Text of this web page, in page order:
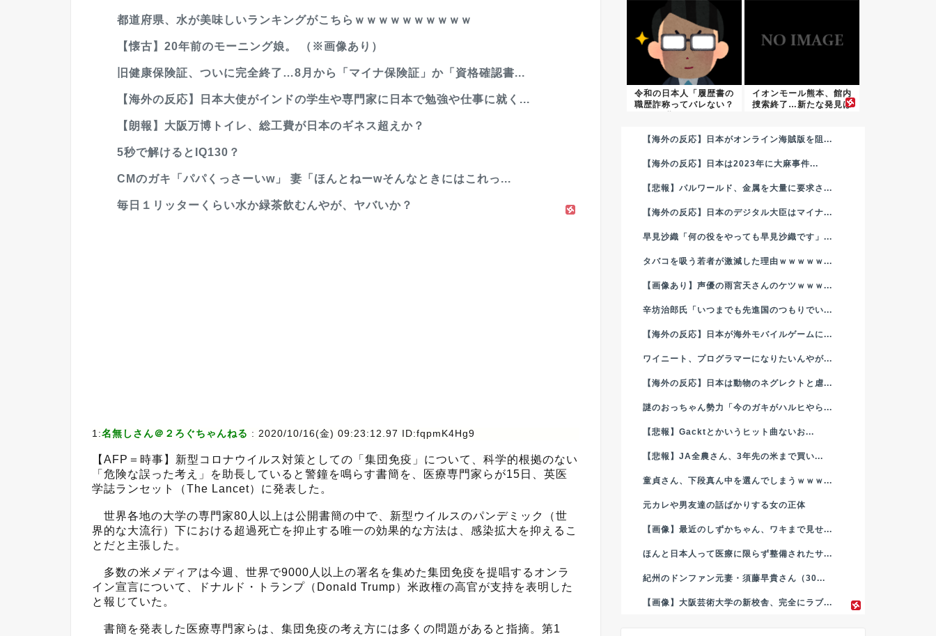
都道府県、水が美味しいランキングがこちらｗｗｗｗｗｗｗｗｗｗ
【懐古】20年前のモーニング娘。 （※画像あり）
旧健康保険証、ついに完全終了…8月から「マイナ保険証」か「資格確認書...
【海外の反応】日本大使がインドの学生や専門家に日本で勉強や仕事に就く...
【朗報】大阪万博トイレ、総工費が日本のギネス超えか？
5秒で解けるとIQ130？
CMのガキ「パパくっさーいw」 妻「ほんとねーwそんなときにはこれっ...
毎日１リッターくらい水か緑茶飲むんやが、ヤバいか？
1:名無しさん＠２ろぐちゃんねる : 2020/10/16(金) 09:23:12.97 ID:fqpmK4Hg9
【AFP＝時事】新型コロナウイルス対策としての「集団免疫」について、科学的根拠のない
「危険な誤った考え」を助長していると警鐘を鳴らす書簡を、医療専門家らが15日、英医
学誌ランセット（The Lancet）に発表した。
世界各地の大学の専門家80人以上は公開書簡の中で、新型ウイルスのパンデミック（世
界的な大流行）下における超過死亡を抑止する唯一の効果的な方法は、感染拡大を抑えるこ
とだと主張した。
多数の米メディアは今週、世界で9000人以上の署名を集めた集団免疫を提唱するオンラ
イン宣言について、ドナルド・トランプ（Donald Trump）米政権の高官が支持を表明した
と報じていた。
書簡を発表した医療専門家らは、集団免疫の考え方には多くの問題があると指摘。第1
令和の日本人「履歴書の
職歴詐称ってバレない？
イオンモール熊本、館内
捜索終了…新たな発見は
【海外の反応】日本がオンライン海賊版を阻...
【海外の反応】日本は2023年に大麻事件...
【悲報】パルワールド、金属を大量に要求さ...
【海外の反応】日本のデジタル大臣はマイナ...
早見沙織「何の役をやっても早見沙織です」...
タバコを吸う若者が激減した理由ｗｗｗｗｗ...
【画像あり】声優の雨宮天さんのケツｗｗｗ...
辛坊治郎氏「いつまでも先進国のつもりでい...
【海外の反応】日本が海外モバイルゲームに...
ワイニート、プログラマーになりたいんやが...
【海外の反応】日本は動物のネグレクトと虐...
謎のおっちゃん勢力「今のガキがハルヒやら...
【悲報】Gacktとかいうヒット曲ないお...
【悲報】JA全農さん、3年先の米まで買い...
童貞さん、下段真ん中を選んでしまうｗｗｗ...
元カレや男友達の話ばかりする女の正体
【画像】最近のしずかちゃん、ワキまで見せ...
ほんと日本人って医療に限らず整備されたサ...
紀州のドンファン元妻・須藤早貴さん（30...
【画像】大阪芸術大学の新校舎、完全にラブ...